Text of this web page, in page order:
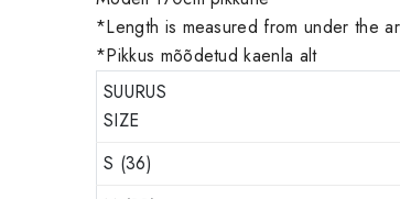
*Length is measured from under the
*Pikkus mõõdetud kaenla alt
SUURUS
SIZE
S (36)